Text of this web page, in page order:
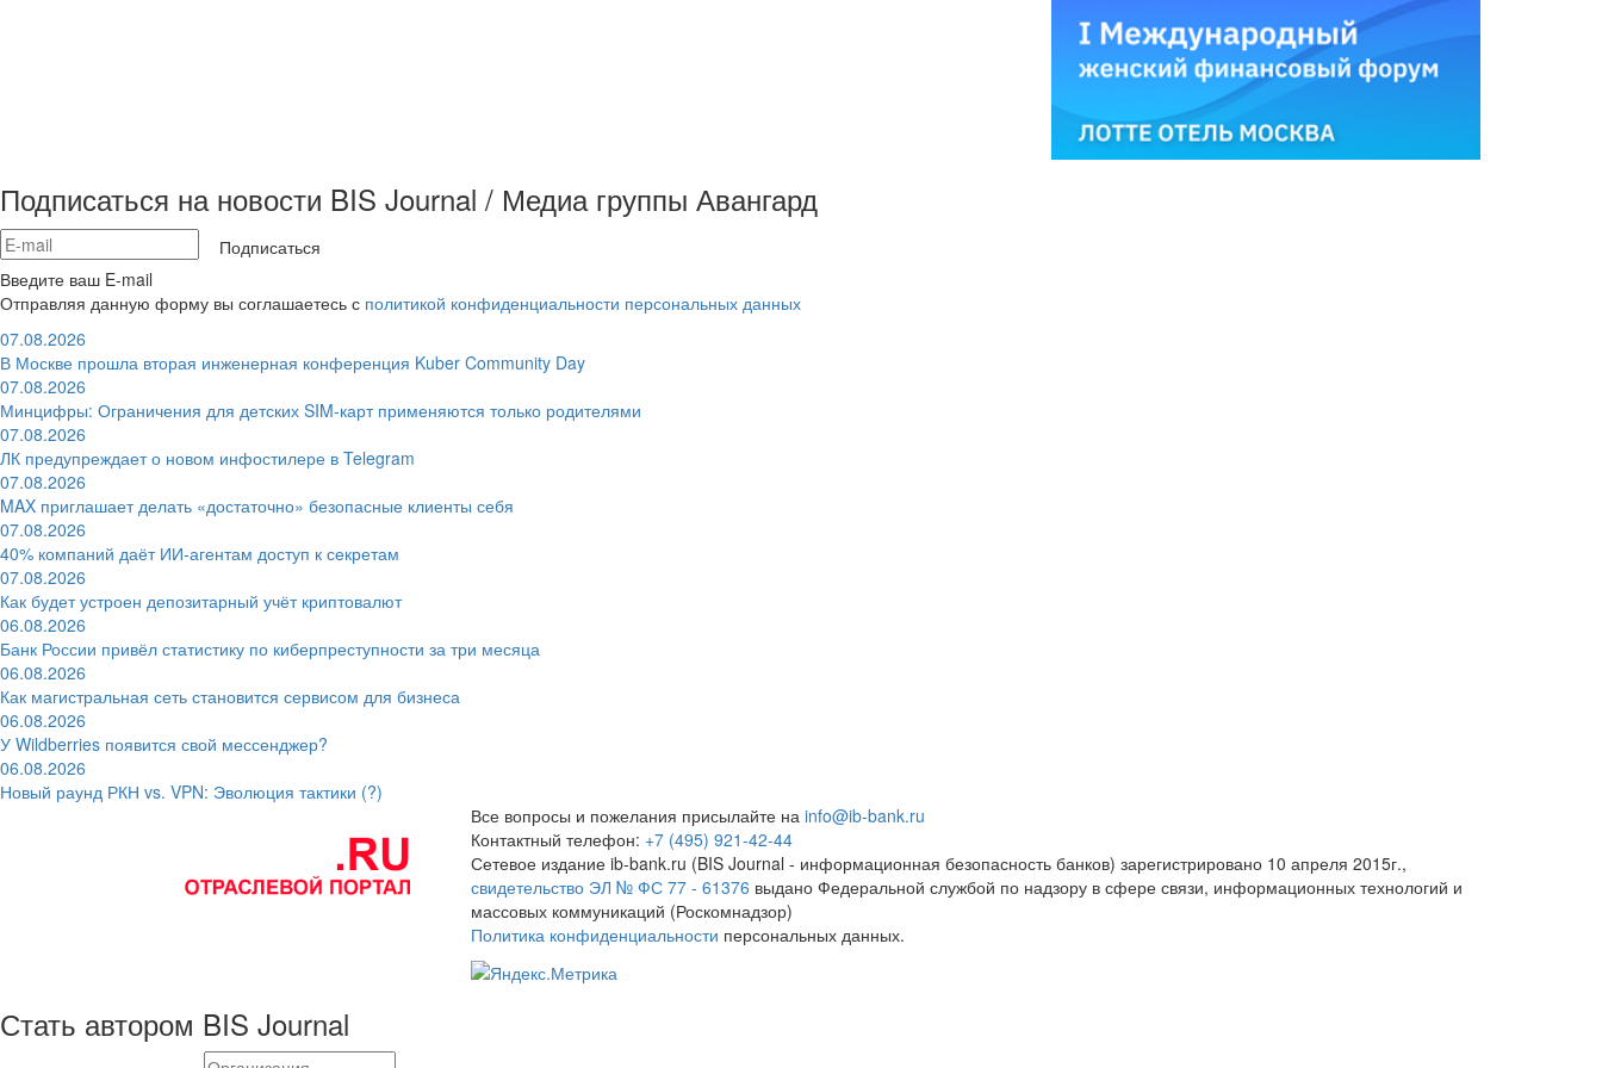
Подписаться на новости BIS Journal / Медиа группы Авангард
Подписаться
Введите ваш E-mail
Отправляя данную форму вы соглашаетесь с политикой конфиденциальности персональных данных
07.08.2026
В Москве прошла вторая инженерная конференция Kuber Community Day
07.08.2026
Минцифры: Ограничения для детских SIM-карт применяются только родителями
07.08.2026
ЛК предупреждает о новом инфостилере в Telegram
07.08.2026
MAX приглашает делать «достаточно» безопасные клиенты себя
07.08.2026
40% компаний даёт ИИ‑агентам доступ к секретам
07.08.2026
Как будет устроен депозитарный учёт криптовалют
06.08.2026
Банк России привёл статистику по киберпреступности за три месяца
06.08.2026
Как магистральная сеть становится сервисом для бизнеса
06.08.2026
У Wildberries появится свой мессенджер?
06.08.2026
Новый раунд РКН vs. VPN: Эволюция тактики (?)
Все вопросы и пожелания присылайте на info@ib-bank.ru
Контактный телефон: +7 (495) 921-42-44
Сетевое издание ib-bank.ru (BIS Journal - информационная безопасность банков) зарегистрировано 10 апреля 2015г.,
свидетельство ЭЛ № ФС 77 - 61376 выдано Федеральной службой по надзору в сфере связи, информационных технологий и
массовых коммуникаций (Роскомнадзор)
Политика конфиденциальности персональных данных.
Стать автором BIS Journal